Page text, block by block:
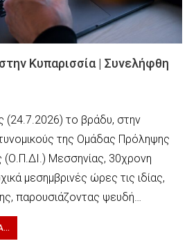
Κυπαρισσία | Συνελήφθη
(24.7.2026) το βράδυ, στην
της Ομάδας Πρόληψης
(Ο.Π.ΔΙ.) Μεσσηνίας, 30χρονη
μεσημβρινές ώρες τις ιδίας,
παρουσιάζοντας ψευδή…